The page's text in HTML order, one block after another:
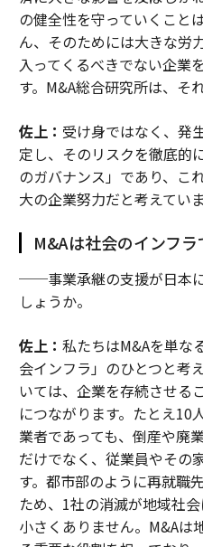
の健全性を守っていくこと
ん、そのためには大きな労
入ってくるべきでない企業
す。M&A総合研究所は、そ
佐上： 受け身ではなく、発
定し、そのリスクを徹底的
のガバナンス」であり、こ
大の企業努力だと考えていま
M&Aは社会のインフラ
──事業承継の支援が日本
しょうか。
佐上： 私たちはM&Aを単な
会インフラ」のひとつと考
いては、企業を存続させる
につながります。たとえ10
業者であっても、倒産や廃
だけでなく、従業員やその
す。都市部のように再就職
ため、1社の消滅が地域社
小さくありません。M&Aは